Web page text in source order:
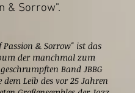
& Sorrow".
Passion & Sorrow" ist das
der manchmal zum
Band JBBG
dem Leib des vor 25 Jahren